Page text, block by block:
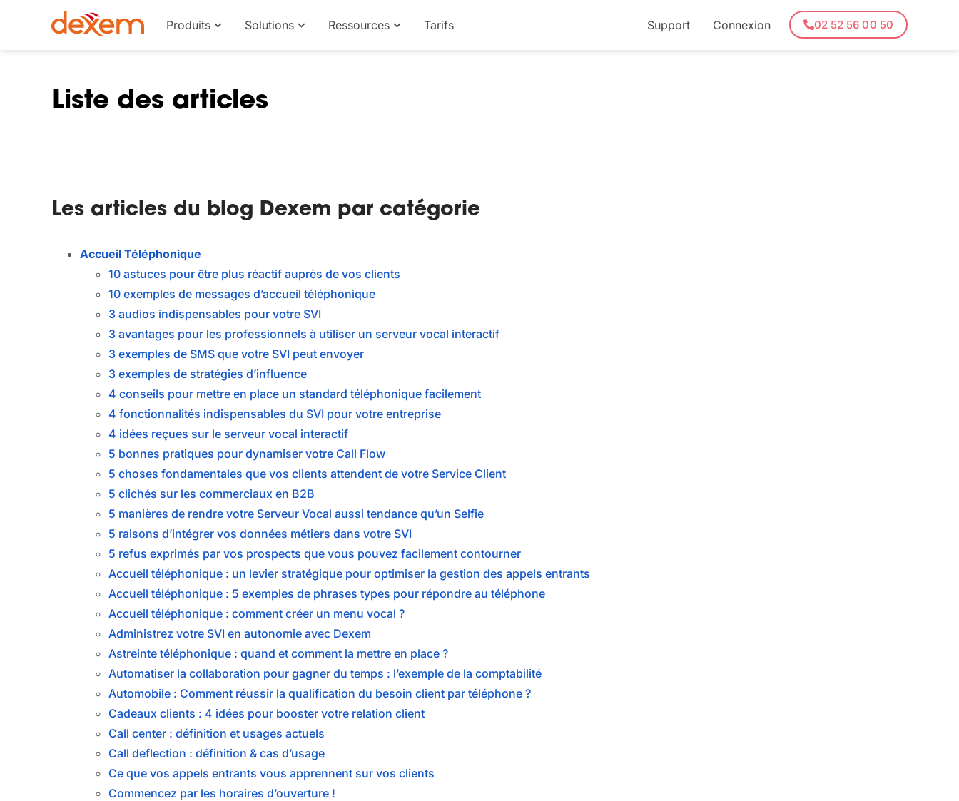
Produits Solutions Ressources Tarifs Support Connexion 02 52 56 00 50
Liste des articles
Les articles du blog Dexem par catégorie
Accueil Téléphonique
10 astuces pour être plus réactif auprès de vos clients
10 exemples de messages d’accueil téléphonique
3 audios indispensables pour votre SVI
3 avantages pour les professionnels à utiliser un serveur vocal interactif
3 exemples de SMS que votre SVI peut envoyer
3 exemples de stratégies d’influence
4 conseils pour mettre en place un standard téléphonique facilement
4 fonctionnalités indispensables du SVI pour votre entreprise
4 idées reçues sur le serveur vocal interactif
5 bonnes pratiques pour dynamiser votre Call Flow
5 choses fondamentales que vos clients attendent de votre Service Client
5 clichés sur les commerciaux en B2B
5 manières de rendre votre Serveur Vocal aussi tendance qu’un Selfie
5 raisons d’intégrer vos données métiers dans votre SVI
5 refus exprimés par vos prospects que vous pouvez facilement contourner
Accueil téléphonique : un levier stratégique pour optimiser la gestion des appels entrants
Accueil téléphonique : 5 exemples de phrases types pour répondre au téléphone
Accueil téléphonique : comment créer un menu vocal ?
Administrez votre SVI en autonomie avec Dexem
Astreinte téléphonique : quand et comment la mettre en place ?
Automatiser la collaboration pour gagner du temps : l’exemple de la comptabilité
Automobile : Comment réussir la qualification du besoin client par téléphone ?
Cadeaux clients : 4 idées pour booster votre relation client
Call center : définition et usages actuels
Call deflection : définition & cas d’usage
Ce que vos appels entrants vous apprennent sur vos clients
Commencez par les horaires d’ouverture !